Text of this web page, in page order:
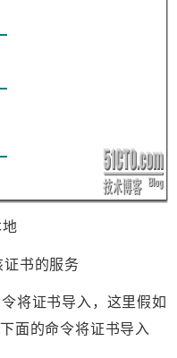
书的服务
将证书导入，这里假如
面的命令将证书导入